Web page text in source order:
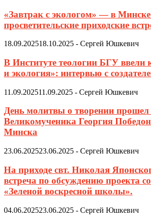
«Завтрак с экологом» — в Минске
просветительские приходские
18.09.202518.10.2025 - Сергей Юшкевич
В Институте теологии БГУ ввели
и экология»: интервью с
11.09.202511.09.2025 - Сергей Юшкевич
День молитвы о творении прошел
Великомученика Георгия
Минска
23.06.202523.06.2025 - Сергей Юшкевич
На приходе свт. Николая
встреча по обсуждению проекта
«Зеленой воскресной школы».
04.06.202523.06.2025 - Сергей Юшкевич